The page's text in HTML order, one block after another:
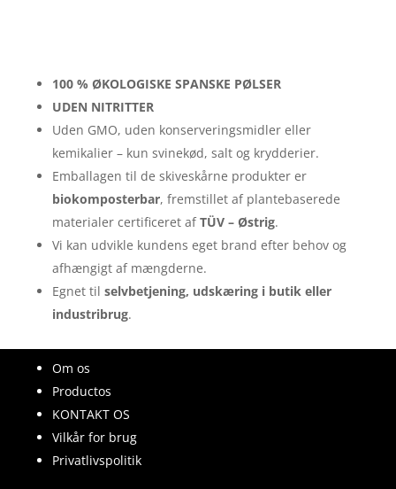
100 % ØKOLOGISKE SPANSKE PØLSER
UDEN NITRITTER
Uden GMO, uden konserveringsmidler eller
kemikalier – kun svinekød, salt og krydderier.
Emballagen til de skiveskårne produkter er
biokomposterbar, fremstillet af plantebaserede
materialer certificeret afTÜV – Østrig.
Vi kan udvikle kundens eget brand efter behov og
afhængigt af mængderne.
Egnet til selvbetjening, udskæring i butik eller
industribrug.
Om os
Productos
KONTAKT OS
Vilkår for brug
Privatlivspolitik